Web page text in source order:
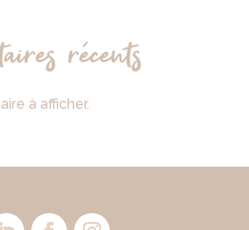
récents
à afficher.